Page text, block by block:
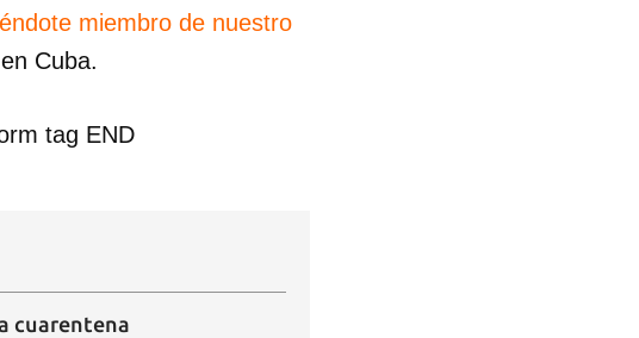
miembro de nuestro
Cuba.
tag END
cuarentena